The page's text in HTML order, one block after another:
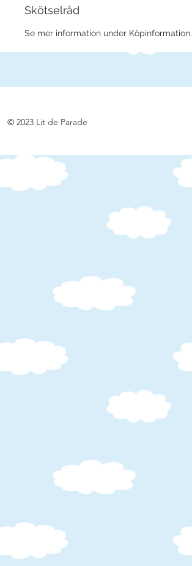
Skötselråd
Se mer information under Köpinformation.
© 2023 Lit de Parade